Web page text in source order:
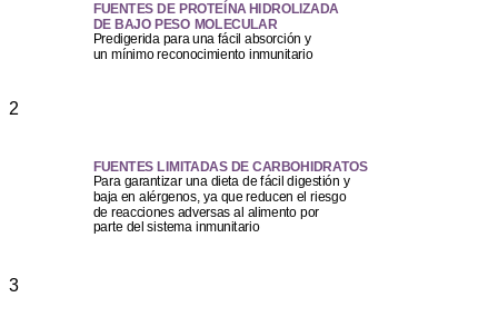
FUENTES DE PROTEÍNA HIDROLIZADA
DE BAJO PESO MOLECULAR
Predigerida para una fácil absorción y
un mínimo reconocimiento inmunitario
2
FUENTES LIMITADAS DE CARBOHIDRATOS
Para garantizar una dieta de fácil digestión y
baja en alérgenos, ya que reducen el riesgo
de reacciones adversas al alimento por
parte del sistema inmunitario
3